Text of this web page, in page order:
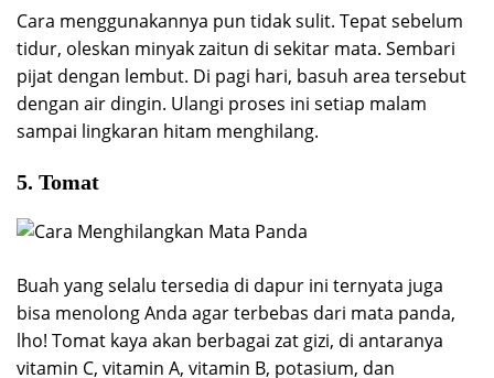
Cara menggunakannya pun tidak sulit. Tepat sebelum
tidur, oleskan minyak zaitun di sekitar mata. Sembari
pijat dengan lembut. Di pagi hari, basuh area tersebut
dengan air dingin. Ulangi proses ini setiap malam
sampai lingkaran hitam menghilang.
5. Tomat
Buah yang selalu tersedia di dapur ini ternyata juga
bisa menolong Anda agar terbebas dari mata panda,
lho! Tomat kaya akan berbagai zat gizi, di antaranya
vitamin C, vitamin A, vitamin B, potasium, dan